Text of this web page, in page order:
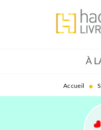
MENU
À
Accueil •